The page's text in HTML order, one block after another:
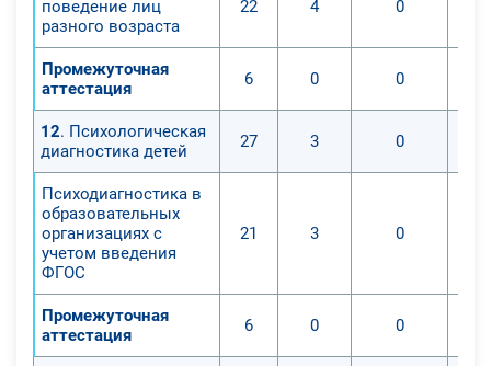
поведение лиц
разного возраста
22 4 0
Промежуточная
аттестация
6 0 0
12. Психологическая
диагностика детей
27 3 0
Психодиагностика в
образовательных
организациях с
учетом введения
ФГОС
21 3 0
Промежуточная
аттестация
6 0 0